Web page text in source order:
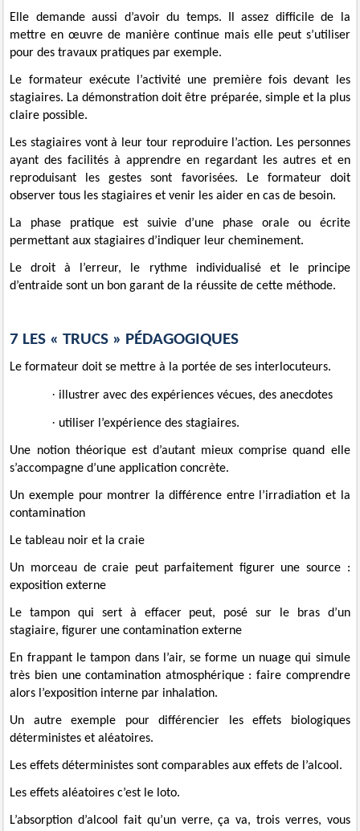
Elle demande aussi d’avoir du temps. Il assez difficile de la
mettre en œuvre de manière continue mais elle peut s’utiliser
pour des travaux pratiques par exemple.
Le formateur exécute l’activité une première fois devant les
stagiaires. La démonstration doit être préparée, simple et la plus
claire possible.
Les stagiaires vont à leur tour reproduire l’action. Les personnes
ayant des facilités à apprendre en regardant les autres et en
reproduisant les gestes sont favorisées. Le formateur doit
observer tous les stagiaires et venir les aider en cas de besoin.
La phase pratique est suivie d’une phase orale ou écrite
permettant aux stagiaires d’indiquer leur cheminement.
Le droit à l’erreur, le rythme individualisé et le principe
d’entraide sont un bon garant de la réussite de cette méthode.
7 LES « TRUCS » PÉDAGOGIQUES
Le formateur doit se mettre à la portée de ses interlocuteurs.
· illustrer avec des expériences vécues, des anecdotes
· utiliser l’expérience des stagiaires.
Une notion théorique est d’autant mieux comprise quand elle
s’accompagne d’une application concrète.
Un exemple pour montrer la différence entre l’irradiation et la
contamination
Le tableau noir et la craie
Un morceau de craie peut parfaitement figurer une source :
exposition externe
Le tampon qui sert à effacer peut, posé sur le bras d’un
stagiaire, figurer une contamination externe
En frappant le tampon dans l’air, se forme un nuage qui simule
très bien une contamination atmosphérique : faire comprendre
alors l’exposition interne par inhalation.
Un autre exemple pour différencier les effets biologiques
déterministes et aléatoires.
Les effets déterministes sont comparables aux effets de l’alcool.
Les effets aléatoires c’est le loto.
L’absorption d’alcool fait qu’un verre, ça va, trois verres, vous